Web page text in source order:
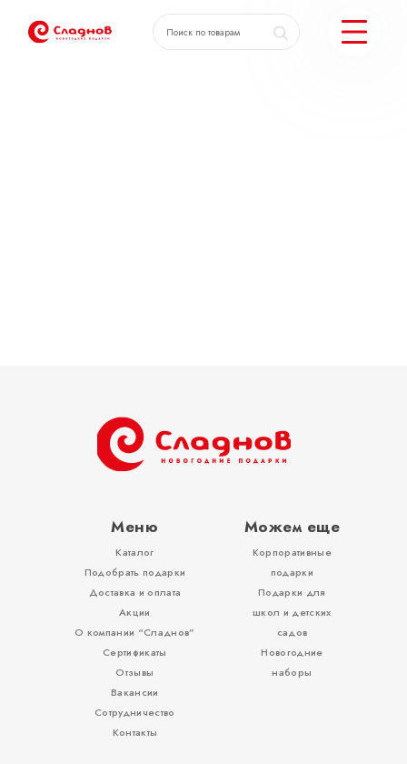
КОНТАКТЫ
Меню
Каталог
Подобрать подарки
Доставка и оплата
Акции
О компании “Сладнов”
Сертификаты
Отзывы
Вакансии
Сотрудничество
Контакты
Можем еще
Корпоративные
подарки
Подарки для
школ и детских
садов
Новогодние
наборы